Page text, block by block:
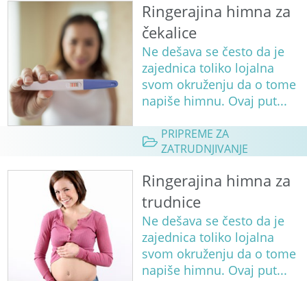
Ringerajina himna za
čekalice
Ne dešava se često da je
zajednica toliko lojalna
svom okruženju da o tome
napiše himnu. Ovaj put...
PRIPREME ZA
ZATRUDNJIVANJE
Ringerajina himna za
trudnice
Ne dešava se često da je
zajednica toliko lojalna
svom okruženju da o tome
napiše himnu. Ovaj put...